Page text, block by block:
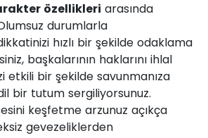
özellikleri arasında
durumlarla
hızlı bir şekilde odaklama
başkalarının haklarını ihlal
etkili bir şekilde savunmanıza
bir tutum sergiliyorsunuz.
keşfetme arzunuz açıkça
gevezeliklerden